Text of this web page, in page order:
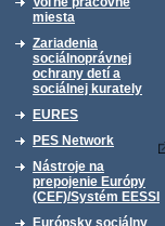
miesta
Zariadenia
sociálnoprávnej
ochrany detí a
sociálnej kurately
EURES
PES Network
Nástroje na
prepojenie Európy
(CEF)/Systém EESSI
Európsky sociálny